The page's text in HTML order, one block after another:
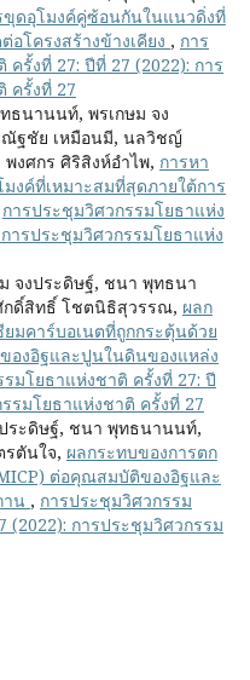
ขุดอุโมงค์คู่ซ้อนกันในแนวดิ่งที่
อโครงสร้างข้างเคียง , การ
รั้งที่ 27: ปีที่ 27 (2022): การ
ครั้งที่ 27
ธนานนท์, พรเกษม จง
ฐชัย เหมือนมี, นลวิชญ์
งศกร ศิริสิงห์อำไพ, การหา
งค์ที่เหมาะสมที่สุดภายใต้การ
การประชุมวิศวกรรมโยธาแห่ง
ารประชุมวิศวกรรมโยธาแห่ง
จงประดิษฐ์, ชนา พุทธนา
ดิ์สิทธิ์ โชตนิธิสุวรรณ, ผลก
มคาร์บอเนตที่ถูกกระตุ้นด้วย
องอิฐและปูนในดินของแหล่ง
มโยธาแห่งชาติ ครั้งที่ 27: ปี
รมโยธาแห่งชาติ ครั้งที่ 27
ระดิษฐ์, ชนา พุทธนานนท์,
รตันใจ, ผลกระทบของการตก
ต่อคุณสมบัติของอิฐและ
าน , การประชุมวิศวกรรม
(2022): การประชุมวิศวกรรม